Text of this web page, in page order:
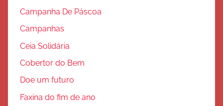
Campanha De Páscoa
Campanhas
Ceia Solidária
Cobertor do Bem
Doe um futuro
Faxina do fim de ano